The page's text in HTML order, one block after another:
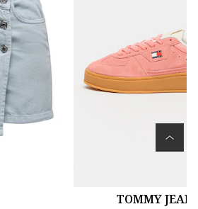
TOMMY